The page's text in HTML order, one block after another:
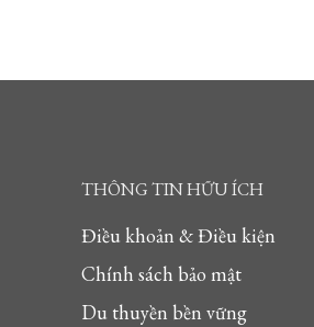
THÔNG TIN HỮU ÍCH
Điều khoản & Điều kiện
Chính sách bảo mật
Du thuyền bền vững